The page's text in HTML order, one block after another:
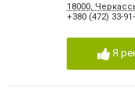
18000,
+380 (472) 33-
Я